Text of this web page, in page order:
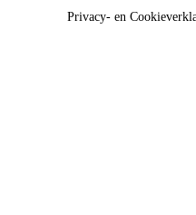
Privacy- en